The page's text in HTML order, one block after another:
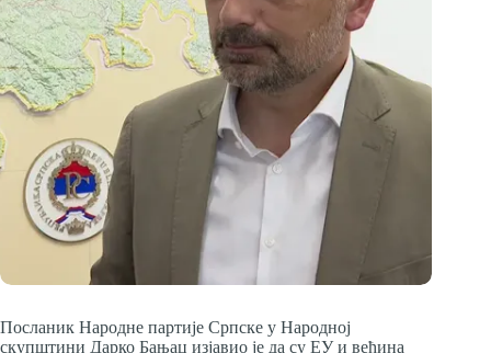
Посланик Народне партије Српске у Народној
скупштини Дарко Бањац изјавио је да су ЕУ и већина